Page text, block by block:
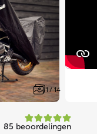
1 / 14
85 beoordelingen